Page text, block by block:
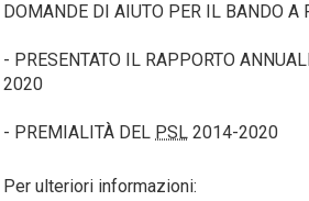
DOMANDE DI AIUTO PER IL BANDO A
- PRESENTATO IL RAPPORTO
2020
- PREMIALITÀ DEL PSL 2014-2020
Per ulteriori informazioni: